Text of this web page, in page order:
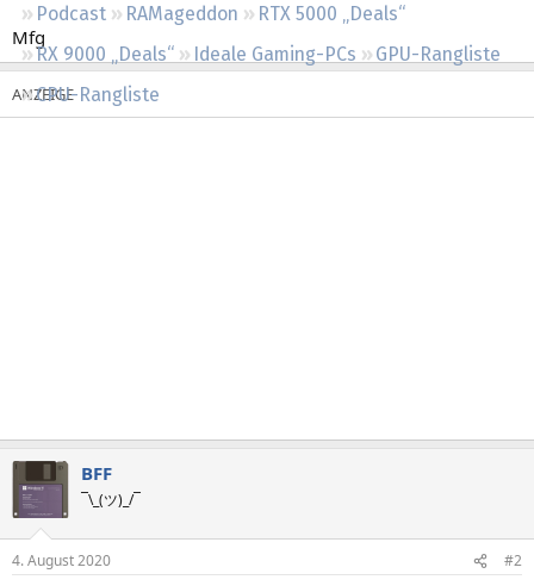
Podcast RAMageddon
RTX 5000 „Deals“
RX 9000 „Deals“
Ideale Gaming-PCs
GPU-Rangliste
CPU-Rangliste
Mfg
BFF
¯\_(ツ)_/¯
4. August 2020 #2